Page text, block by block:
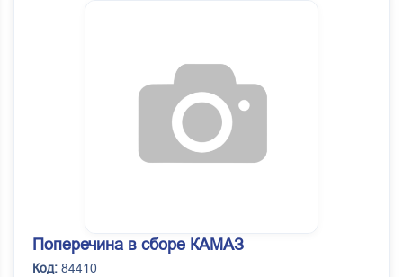
Поперечина в сборе КАМАЗ
Код: 84410